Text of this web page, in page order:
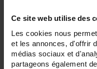
Ce site web utilise des
Les cookies nous
et les annonces, d'offrir
médias sociaux et
partageons également
Filtrer les produits par critères